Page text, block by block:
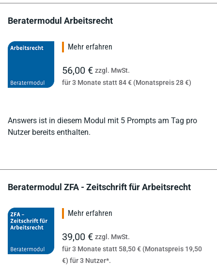
Beratermodul Arbeitsrecht
Answers ist in diesem Modul mit 5 Prompts am Tag pro
Nutzer bereits enthalten.
Mehr erfahren
56,00 € zzgl. MwSt.
für 3 Monate statt 84 € (Monatspreis 28 €)
Beratermodul ZFA - Zeitschrift für Arbeitsrecht
Mehr erfahren
39,00 € zzgl. MwSt.
für 3 Monate statt 58,50 € (Monatspreis 19,50
€) für 3 Nutzer*.